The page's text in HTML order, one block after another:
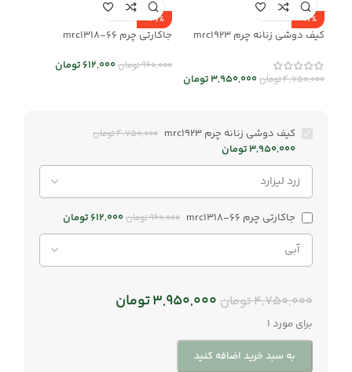
-17%
کیف دوشی زنانه چرم mrc1923
4,750,000تومان3,950,000تومان
-36%
جاکارتی چرم mrc1318-66
960,000تومان612,000 تومان
کیف دوشی زنانه چرم mrc1923 4,750,000تومان
3,950,000تومان
جاکارتی چرم mrc1318-66 960,000تومان612,000 تومان
4,750,000تومان 3,950,000تومان
برای مورد 1
به سبد خرید اضافه کنید